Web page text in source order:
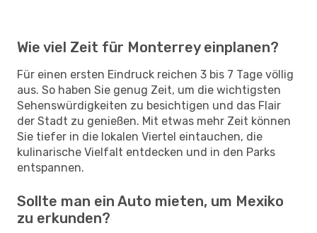
Wie viel Zeit für Monterrey einplanen?
Für einen ersten Eindruck reichen 3 bis 7 Tage völlig
aus. So haben Sie genug Zeit, um die wichtigsten
Sehenswürdigkeiten zu besichtigen und das Flair
der Stadt zu genießen. Mit etwas mehr Zeit können
Sie tiefer in die lokalen Viertel eintauchen, die
kulinarische Vielfalt entdecken und in den Parks
entspannen.
Sollte man ein Auto mieten, um Mexiko
zu erkunden?